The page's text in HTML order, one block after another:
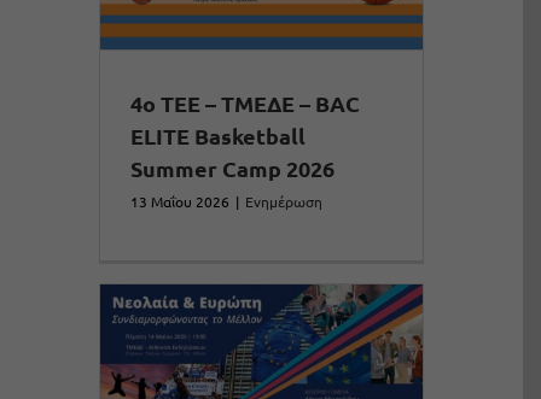
4ο ΤΕΕ – ΤΜΕΔΕ – BAC
ELITE Basketball
Summer Camp 2026
13 Μαΐου 2026 | Ενημέρωση